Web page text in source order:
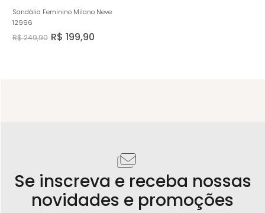
Sandália Feminino Milano Neve
12996
R$249,90 R$ 199,90
Se inscreva e receba nossas
novidades e promoções